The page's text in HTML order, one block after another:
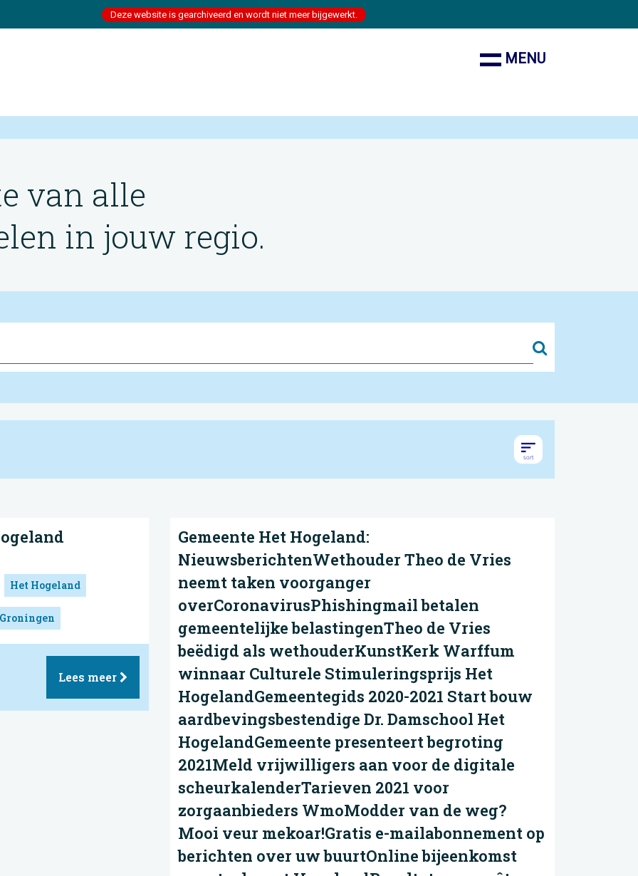
Deze website is gearchiveerd en wordt niet meer bijgewerkt.
MENU
van alle
in jouw regio.
Zoek
Het Hogeland
Lees meer
Gemeente Het Hogeland:
NieuwsberichtenWethouder Theo de Vries
neemt taken voorganger
overCoronavirusPhishingmail betalen
gemeentelijke belastingenTheo de Vries
beëdigd als wethouderKunstKerk Warffum
winnaar Culturele Stimuleringsprijs Het
HogelandGemeentegids 2020-2021 Start bouw
aardbevingsbestendige Dr. Damschool Het
HogelandGemeente presenteert begroting
2021Meld vrijwilligers aan voor de digitale
scheurkalenderTarieven 2021 voor
zorgaanbieders WmoModder van de weg?
Mooi veur mekoar!Gratis e-mailabonnement op
berichten over uw buurtOnline bijeenkomst